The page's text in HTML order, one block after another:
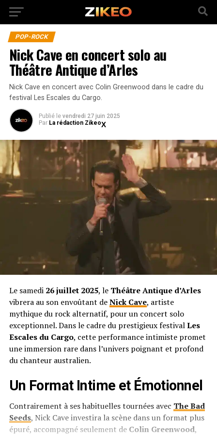
POP-ROCK
Nick Cave en concert solo au
Théâtre Antique d’Arles
Nick Cave en concert avec Colin Greenwood dans le cadre du
festival Les Escales du Cargo.
Publié le vendredi 27 juin 2025
Par La rédaction Zikeo
Le samedi 26 juillet 2025, le Théâtre Antique d’Arles
vibrera au son envoûtant deNick Cave, artiste
mythique du rock alternatif, pour un concert solo
exceptionnel. Dans le cadre du prestigieux festivalLes
Escales du Cargo, cette performance intimiste promet
une immersion rare dans l’univers poignant et profond
du chanteur australien.
Un Format Intime et Émotionnel
Contrairement à ses habituelles tournées avec The Bad
Seeds, Nick Cave investira la scène dans un format plus
épuré, accompagné seulement de Colin Greenwood,